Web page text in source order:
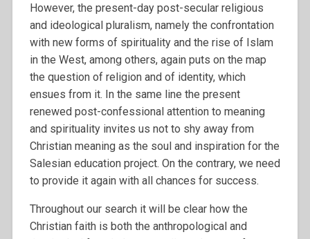
However, the present-day post-secular religious
and ideological pluralism, namely the confrontation
with new forms of spirituality and the rise of Islam
in the West, among others, again puts on the map
the question of religion and of identity, which
ensues from it. In the same line the present
renewed post-confessional attention to meaning
and spirituality invites us not to shy away from
Christian meaning as the soul and inspiration for the
Salesian education project. On the contrary, we need
to provide it again with all chances for success.
Throughout our search it will be clear how the
Christian faith is both the anthropological and